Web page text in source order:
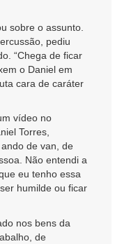
sobre o assunto.
pediu
“Chega de ficar
o Daniel em
cara de caráter
vídeo no
Torres,
de van, de
Não entendi a
eu tenho essa
humilde ou ficar
nos bens da
de